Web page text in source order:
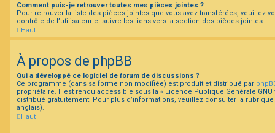
Comment puis-je retrouver toutes mes pièces jointes ?
Pour retrouver la liste des pièces jointes que vous avez transférées, veuillez
contrôle de l’utilisateur et suivre les liens vers la section des pièces jointes.
Haut
À propos de phpBB
Qui a développé ce logiciel de forum de discussions ?
Ce programme (dans sa forme non modifiée) est produit et distribué par
propriétaire. Il est rendu accessible sous la « Licence Publique Générale GNU
distribué gratuitement. Pour plus d’informations, veuillez consulter la
anglais).
Haut